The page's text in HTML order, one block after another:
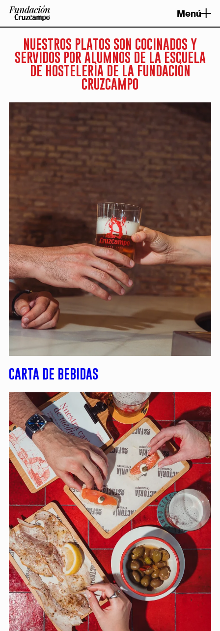
Saltar
Menú
FACTORÍA
EXPERIENCIAS
RESERVA
REGALA
NUESTROS PLATOS SON COCINADOS Y
SERVIDOS POR ALUMNOS DE LA ESCUELA
DE HOSTELERÍA DE LA FUNDACIÓN
CRUZCAMPO
CARTA DE BEBIDAS